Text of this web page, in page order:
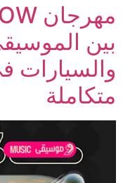
بين
والسيارات
متكاملة